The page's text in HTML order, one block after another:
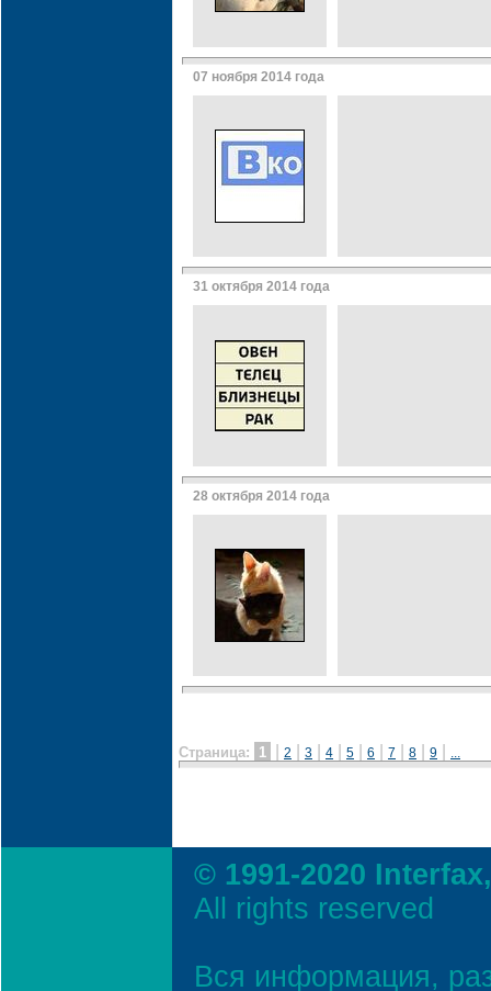
07 ноября 2014 года
31 октября 2014 года
28 октября 2014 года
Страница: 1 2 3 4 5 6 7 8 9 ...
© 1991-2020
All rights reserved
Вся информация,